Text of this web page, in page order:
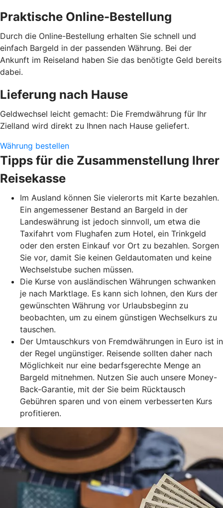
Praktische Online-Bestellung
Durch die Online-Bestellung erhalten Sie schnell und
einfach Bargeld in der passenden Währung. Bei der
Ankunft im Reiseland haben Sie das benötigte Geld bereits
dabei.
Lieferung nach Hause
Geldwechsel leicht gemacht: Die Fremdwährung für Ihr
Zielland wird direkt zu Ihnen nach Hause geliefert.
Währung bestellen
Tipps für die Zusammenstellung Ihrer
Reisekasse
Im Ausland können Sie vielerorts mit Karte bezahlen.
Ein angemessener Bestand an Bargeld in der
Landeswährung ist jedoch sinnvoll, um etwa die
Taxifahrt vom Flughafen zum Hotel, ein Trinkgeld
oder den ersten Einkauf vor Ort zu bezahlen. Sorgen
Sie vor, damit Sie keinen Geldautomaten und keine
Wechselstube suchen müssen.
Die Kurse von ausländischen Währungen schwanken
je nach Marktlage. Es kann sich lohnen, den Kurs der
gewünschten Währung vor Urlaubsbeginn zu
beobachten, um zu einem günstigen Wechselkurs zu
tauschen.
Der Umtauschkurs von Fremdwährungen in Euro ist in
der Regel ungünstiger. Reisende sollten daher nach
Möglichkeit nur eine bedarfsgerechte Menge an
Bargeld mitnehmen. Nutzen Sie auch unsere Money-
Back-Garantie, mit der Sie beim Rücktausch
Gebühren sparen und von einem verbesserten Kurs
profitieren.